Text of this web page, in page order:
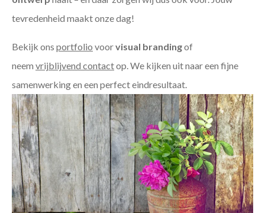
tevredenheid maakt onze dag!
Bekijk ons portfolio voorvisual brandingof
neem vrijblijvend contactop. We kijken uit naar een fijne
samenwerking en een perfect eindresultaat.